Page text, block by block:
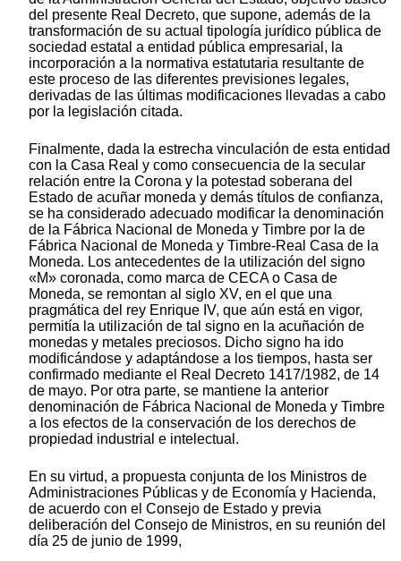
del presente Real Decreto, que supone, además de la
transformación de su actual tipología jurídico pública de
sociedad estatal a entidad pública empresarial, la
incorporación a la normativa estatutaria resultante de
este proceso de las diferentes previsiones legales,
derivadas de las últimas modificaciones llevadas a cabo
por la legislación citada.
Finalmente, dada la estrecha vinculación de esta entidad
con la Casa Real y como consecuencia de la secular
relación entre la Corona y la potestad soberana del
Estado de acuñar moneda y demás títulos de confianza,
se ha considerado adecuado modificar la denominación
de la Fábrica Nacional de Moneda y Timbre por la de
Fábrica Nacional de Moneda y Timbre-Real Casa de la
Moneda. Los antecedentes de la utilización del signo
«M» coronada, como marca de CECA o Casa de
Moneda, se remontan al siglo XV, en el que una
pragmática del rey Enrique IV, que aún está en vigor,
permitía la utilización de tal signo en la acuñación de
monedas y metales preciosos. Dicho signo ha ido
modificándose y adaptándose a los tiempos, hasta ser
confirmado mediante el Real Decreto 1417/1982, de 14
de mayo. Por otra parte, se mantiene la anterior
denominación de Fábrica Nacional de Moneda y Timbre
a los efectos de la conservación de los derechos de
propiedad industrial e intelectual.
En su virtud, a propuesta conjunta de los Ministros de
Administraciones Públicas y de Economía y Hacienda,
de acuerdo con el Consejo de Estado y previa
deliberación del Consejo de Ministros, en su reunión del
día 25 de junio de 1999,